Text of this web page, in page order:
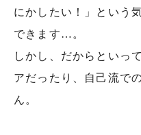
にかしたい！」という
できます…。
しかし、だからといっ
アだったり、自己流で
ん。